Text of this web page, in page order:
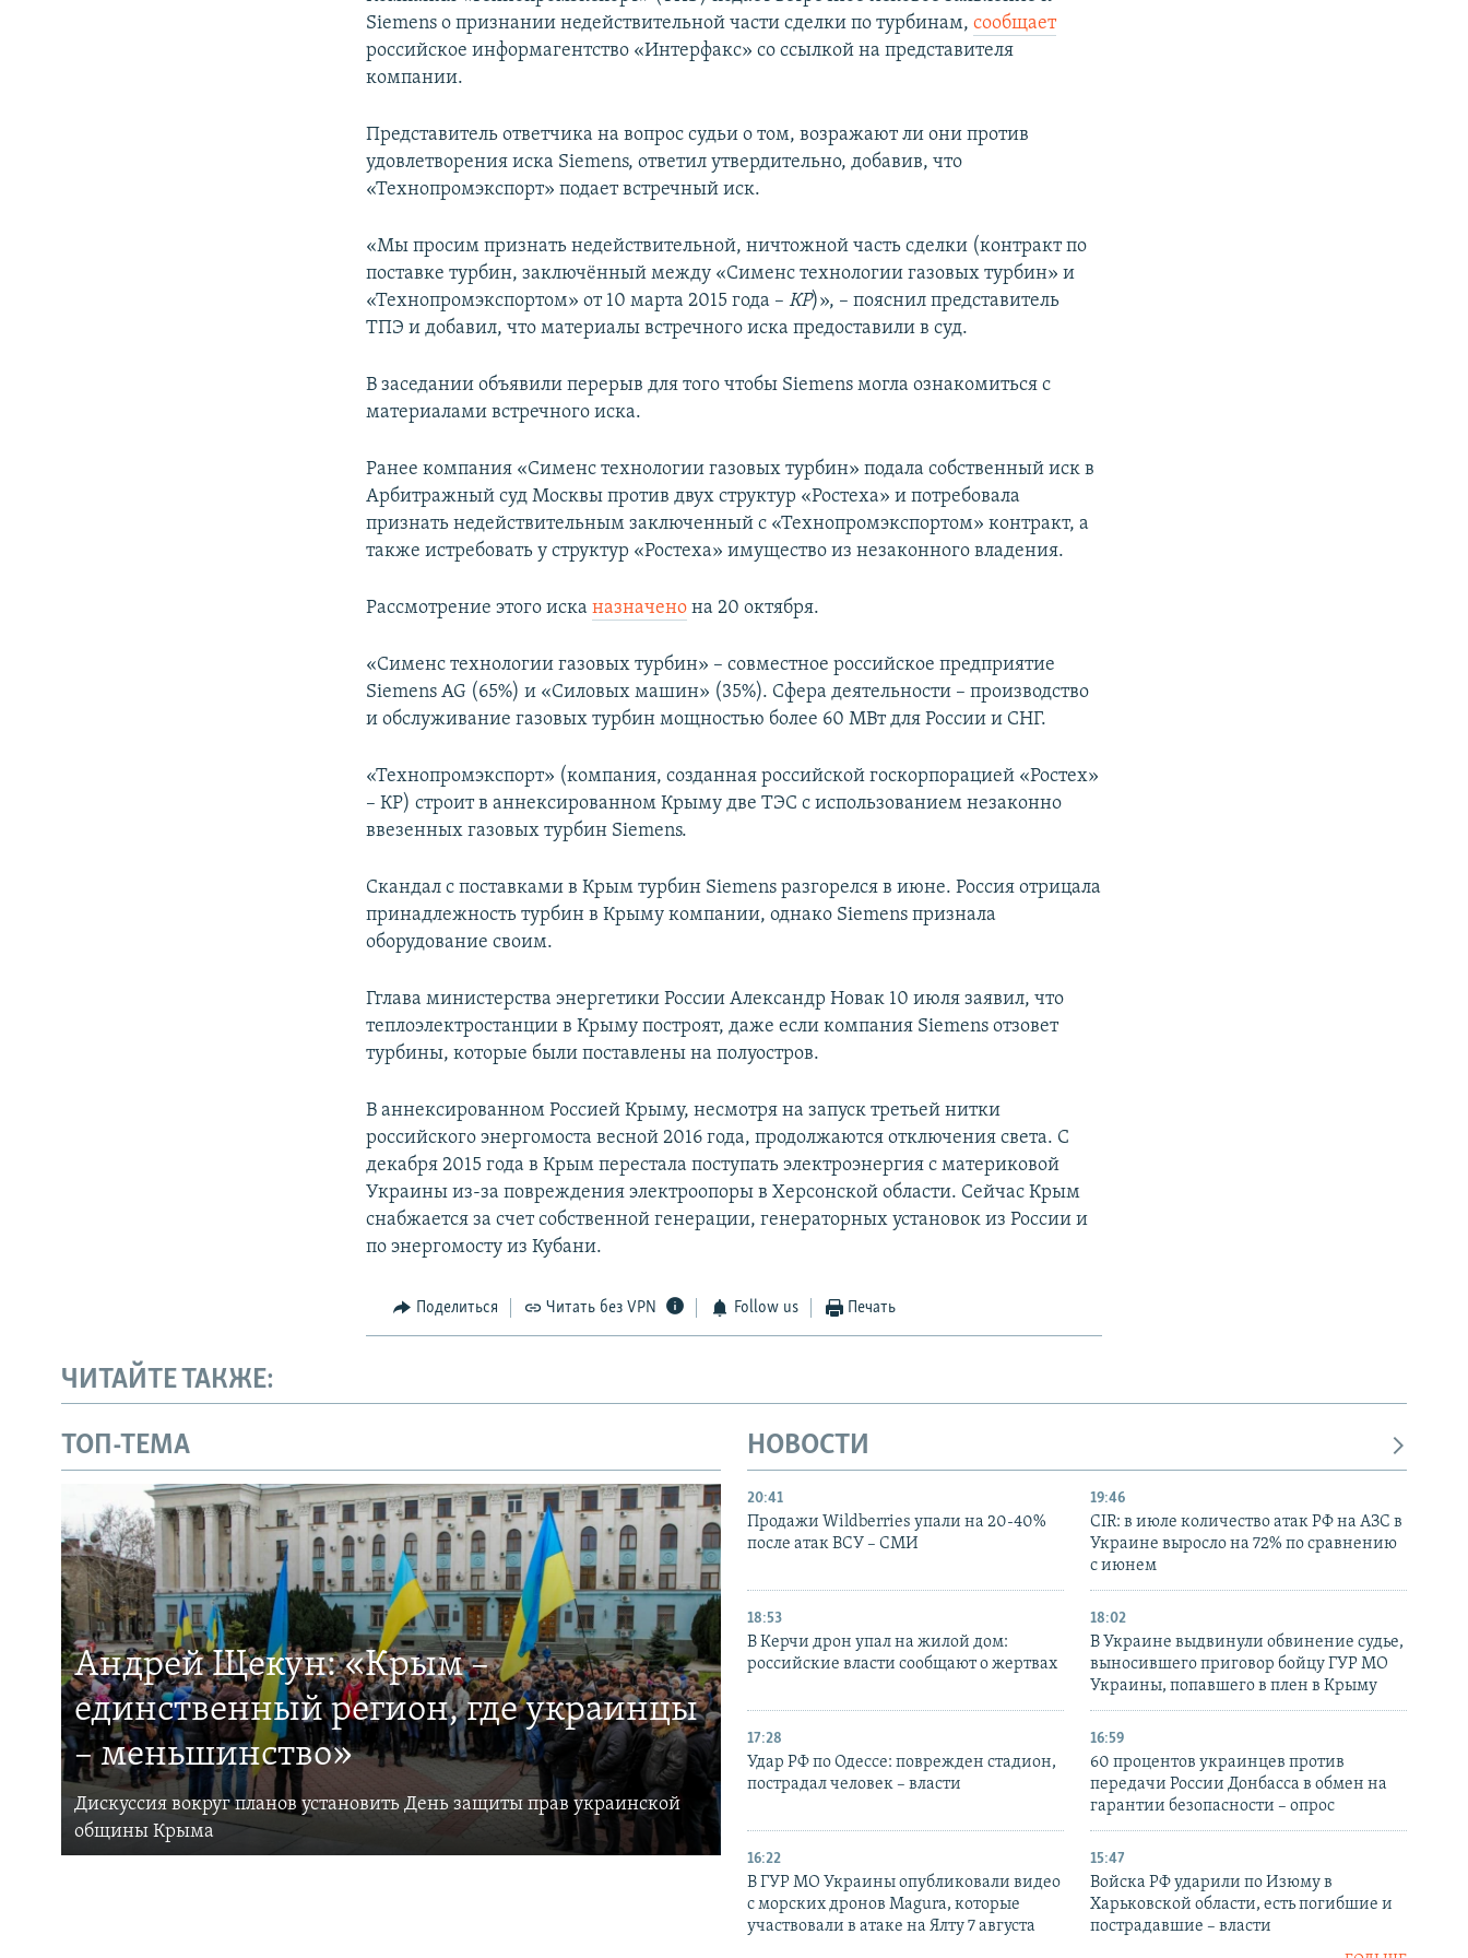
Siemens о признании недействительной части сделки по турбинам,сообщает
российское информагентство «Интерфакс» со ссылкой на представителя
компании.
Представитель ответчика на вопрос судьи о том, возражают ли они против
удовлетворения иска Siemens, ответил утвердительно, добавив, что
«Технопромэкспорт» подает встречный иск.
«Мы просим признать недействительной, ничтожной часть сделки (контракт по
поставке турбин, заключённый между «Сименс технологии газовых турбин» и
«Технопромэкспортом» от 10 марта 2015 года –КР)», – пояснил представитель
ТПЭ и добавил, что материалы встречного иска предоставили в суд.
В заседании объявили перерыв для того чтобы Siemens могла ознакомиться с
материалами встречного иска.
Ранее компания «Сименс технологии газовых турбин» подала собственный иск в
Арбитражный суд Москвы против двух структур «Ростеха» и потребовала
признать недействительным заключенный с «Технопромэкспортом» контракт, а
также истребовать у структур «Ростеха» имущество из незаконного владения.
Рассмотрение этого исканазначено на 20 октября.
«Сименс технологии газовых турбин» – совместное российское предприятие
Siemens AG (65%) и «Силовых машин» (35%). Сфера деятельности – производство
и обслуживание газовых турбин мощностью более 60 МВт для России и СНГ.
«Технопромэкспорт» (компания, созданная российской госкорпорацией «Ростех»
– КР) строит в аннексированном Крыму две ТЭС с использованием незаконно
ввезенных газовых турбин Siemens.
Скандал с поставками в Крым турбин Siemens разгорелся в июне. Россия отрицала
принадлежность турбин в Крыму компании, однако Siemens признала
оборудование своим.
Гглава министерства энергетики России Александр Новак 10 июля заявил, что
теплоэлектростанции в Крыму построят, даже если компания Siemens отзовет
турбины, которые были поставлены на полуостров.
В аннексированном Россией Крыму, несмотря на запуск третьей нитки
российского энергомоста весной 2016 года, продолжаются отключения света. С
декабря 2015 года в Крым перестала поступать электроэнергия с материковой
Украины из-за повреждения электроопоры в Херсонской области. Сейчас Крым
снабжается за счет собственной генерации, генераторных установок из России и
по энергомосту из Кубани.
Поделиться Читать без VPN Follow us Печать
ЧИТАЙТЕ ТАКЖЕ:
ТОП-ТЕМА
Андрей Щекун: «Крым –
единственный регион, где украинцы
– меньшинство»
Дискуссия вокруг планов установить День защиты прав украинской
общины Крыма
НОВОСТИ
20:41
Продажи Wildberries упали на 20-40%
после атак ВСУ – СМИ
19:46
CIR: в июле количество атак РФ на АЗС в
Украине выросло на 72% по сравнению
с июнем
18:53
В Керчи дрон упал на жилой дом:
российские власти сообщают о жертвах
18:02
В Украине выдвинули обвинение судье,
выносившего приговор бойцу ГУР МО
Украины, попавшего в плен в Крыму
17:28
Удар РФ по Одессе: поврежден стадион,
пострадал человек – власти
16:59
60 процентов украинцев против
передачи России Донбасса в обмен на
гарантии безопасности – опрос
16:22
В ГУР МО Украины опубликовали видео
с морских дронов Magura, которые
участвовали в атаке на Ялту 7 августа
15:47
Войска РФ ударили по Изюму в
Харьковской области, есть погибшие и
пострадавшие – власти